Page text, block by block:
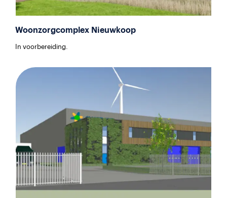
Woonzorgcomplex Nieuwkoop
In voorbereiding.